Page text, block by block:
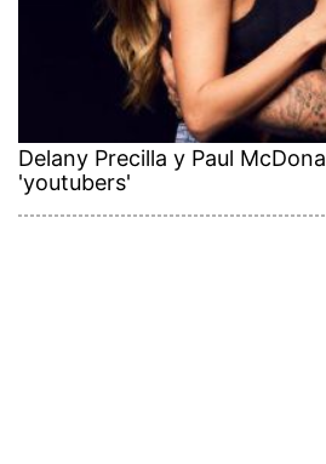
Delany Precilla y Paul
'youtubers'